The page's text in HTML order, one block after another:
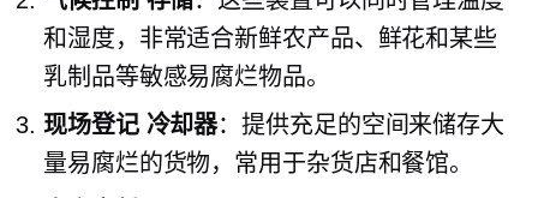
和湿度，非常适合新鲜农产品、鲜花和某些
乳制品等敏感易腐烂物品。
现场登记冷却器：提供充足的空间来储存大
量易腐烂的货物，常用于杂货店和餐馆。